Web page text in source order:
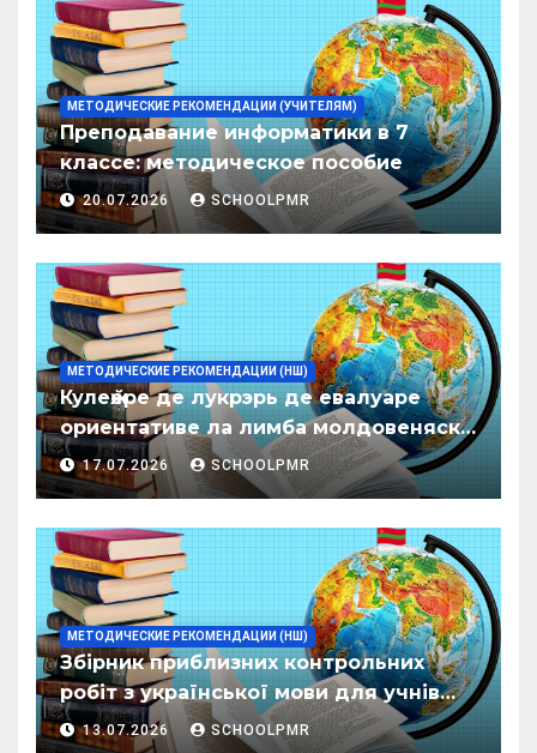
МЕТОДИЧЕСКИЕ РЕКОМЕНДАЦИИ (УЧИТЕЛЯМ)
Преподавание информатики в 7
классе: методическое пособие
20.07.2026 SCHOOLPMR
МЕТОДИЧЕСКИЕ РЕКОМЕНДАЦИИ (НШ)
Кулеӂере де лукрэрь де евалуаре
ориентативе ла лимба молдовеняскэ
пентру елевий класелор примаре але
организациилор де ынвэцэмынт
17.07.2026 SCHOOLPMR
МЕТОДИЧЕСКИЕ РЕКОМЕНДАЦИИ (НШ)
Збірник приблизних контрольних
робіт з української мови для учнів
початкових класів організацій
13.07.2026 SCHOOLPMR